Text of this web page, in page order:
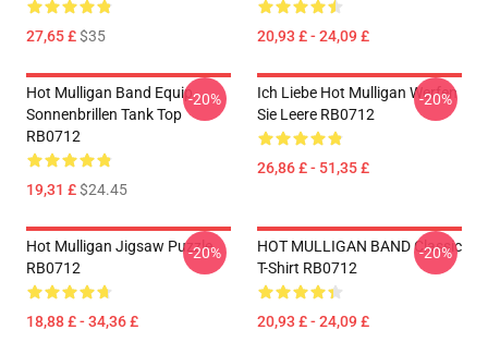
27,65 £$35 20,93 £ - 24,09 £
Hot Mulligan Band Equip
Sonnenbrillen Tank Top
RB0712
19,31 £$24.45
-20%
Ich Liebe Hot Mulligan Werfen
Sie Leere RB0712
26,86 £ - 51,35 £
-20%
Hot Mulligan Jigsaw Puzzle
RB0712
18,88 £ - 34,36 £
-20%
HOT MULLIGAN BAND Classic
T-Shirt RB0712
20,93 £ - 24,09 £
-20%